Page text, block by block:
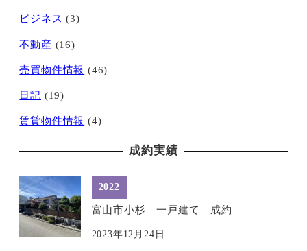
ビジネス (3)
不動産 (16)
売買物件情報 (46)
日記 (19)
賃貸物件情報 (4)
成約実績
2022
富山市小杉 一戸建て 成約
2023年12月24日